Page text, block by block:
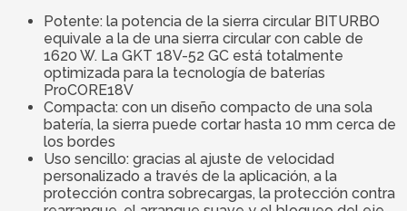
Potente: la potencia de la sierra circular BITURBO
equivale a la de una sierra circular con cable de
1620 W. La GKT 18V-52 GC está totalmente
optimizada para la tecnología de baterías
ProCORE18V
Compacta: con un diseño compacto de una sola
batería, la sierra puede cortar hasta 10 mm cerca de
los bordes
Uso sencillo: gracias al ajuste de velocidad
personalizado a través de la aplicación, a la
protección contra sobrecargas, la protección contra